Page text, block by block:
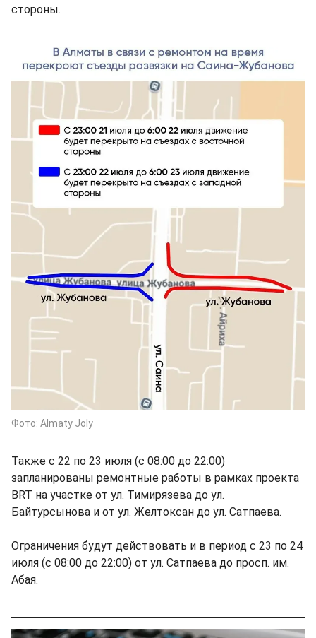
стороны.
Фото: Almaty Joly
Также с 22 по 23 июля (с 08:00 до 22:00)
запланированы ремонтные работы в рамках проекта
BRT на участке от ул. Тимирязева до ул.
Байтурсынова и от ул. Желтоксан до ул. Сатпаева.
Ограничения будут действовать и в период с 23 по 24
июля (с 08:00 до 22:00) от ул. Сатпаева до просп. им.
Абая.